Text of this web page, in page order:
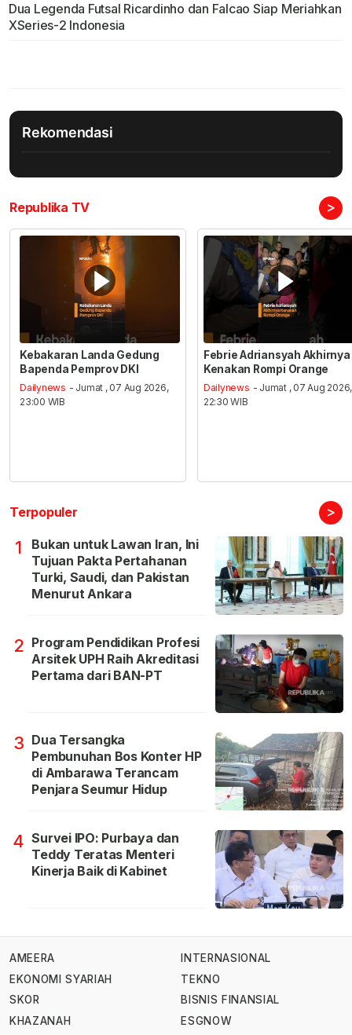
Dua Legenda Futsal Ricardinho dan Falcao Siap Meriahkan
XSeries-2 Indonesia
Rekomendasi
Republika TV >
Kebakaran Landa Gedung
Bapenda Pemprov DKI
Dailynews - Jumat , 07 Aug 2026,
23:00 WIB
Febrie Adriansyah Akhirnya
Kenakan Rompi Orange
Dailynews - Jumat , 07 Aug 2026,
22:30 WIB
Terpopuler >
1
Bukan untuk Lawan Iran, Ini
Tujuan Pakta Pertahanan
Turki, Saudi, dan Pakistan
Menurut Ankara
2 Program Pendidikan Profesi
Arsitek UPH Raih Akreditasi
Pertama dari BAN-PT
3 Dua Tersangka
Pembunuhan Bos Konter HP
di Ambarawa Terancam
Penjara Seumur Hidup
4 Survei IPO: Purbaya dan
Teddy Teratas Menteri
Kinerja Baik di Kabinet
AMEERA
EKONOMI SYARIAH
SKOR
KHAZANAH
INTERNASIONAL
TEKNO
BISNIS FINANSIAL
ESGNOW